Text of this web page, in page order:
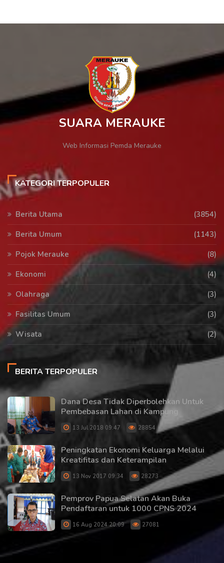
SUARA MERAUKE
Web Informasi Pemda Merauke
KATEGORI TERPOPULER
Berita Utama
(3854)
Berita Umum
(1143)
Pojok Merauke
(8)
Ekonomi
(4)
Olahraga
(3)
Fasilitas Umum
(3)
Wisata
(2)
BERITA TERPOPULER
Dana Desa Tidak Diperbolehkan Untuk
Pembebasan Lahan di Kampung
13 Jul 2018 09:47 28854
Peningkatan Ekonomi Keluarga Melalui
Kreatifitas dan Keterampilan
13 Nov 2017 09:34 28273
Pemprov Papua Selatan Akan Buka
Pendaftaran untuk 1000 CPNS 2024
16 Aug 2024 20:09 27081